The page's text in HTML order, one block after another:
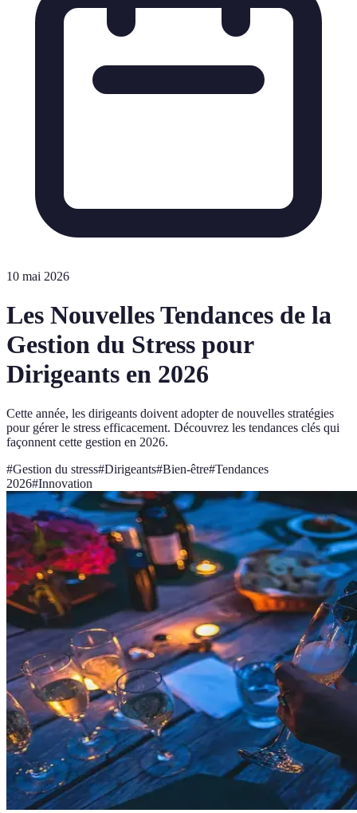
10 mai 2026
Les Nouvelles Tendances de la
Gestion du Stress pour
Dirigeants en 2026
Cette année, les dirigeants doivent adopter de nouvelles stratégies
pour gérer le stress efficacement. Découvrez les tendances clés qui
façonnent cette gestion en 2026.
#Gestion du stress#Dirigeants#Bien-être#Tendances
2026#Innovation